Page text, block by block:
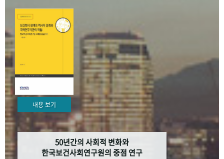
성과 50선 숫자로 보는 50년
세계와 함께 한 KIHASA
VR 역사관
내용 보기
50년간의 사회적 변화와
한국보건사회연구원의 중점 연구